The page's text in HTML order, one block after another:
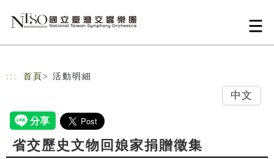
::: 首頁 > 活動明細
中文
省交歷史文物回娘家捐贈徵集